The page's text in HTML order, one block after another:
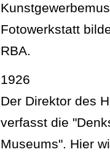
Fotowerkstatt
RBA.
1926
Der Direktor des
verfasst die
Museums". Hier